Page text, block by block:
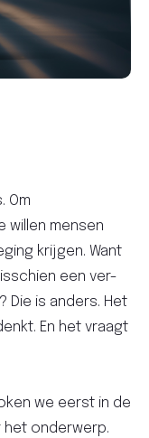
Om
willen mensen
krijgen. Want
een ver-
Die is anders. Het
En het vraagt
we eerst in de
het onderwerp.